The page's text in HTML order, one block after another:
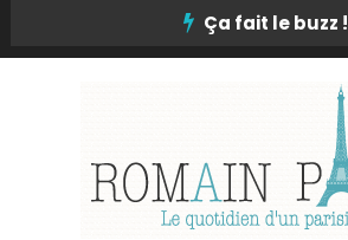
Ça fait le buzz !